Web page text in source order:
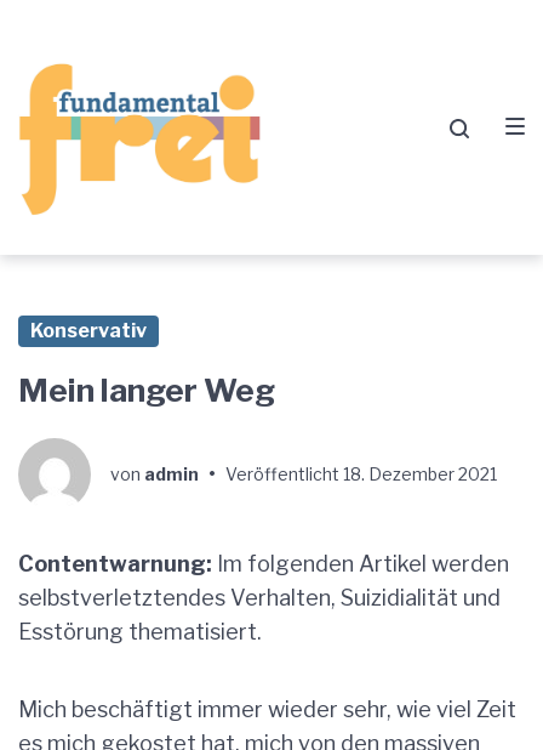
springen
springen
springen
Konservativ
Mein langer Weg
von admin • Veröffentlicht 18. Dezember 2021
Contentwarnung: Im folgenden Artikel werden
selbstverletztendes Verhalten, Suizidialität und
Esstörung thematisiert.
Mich beschäftigt immer wieder sehr, wie viel Zeit
es mich gekostet hat, mich von den massiven